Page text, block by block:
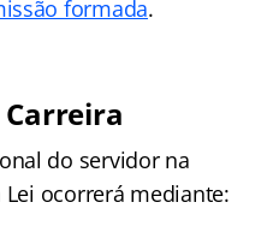
formada.
Carreira
do servidor na
ocorrerá mediante: